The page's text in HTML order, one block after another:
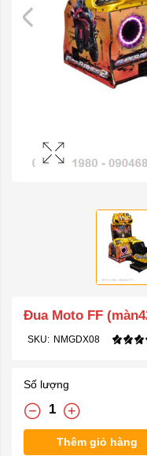
Đua Moto FF
SKU: NMGDX08
Số lượng
Thêm giỏ hàng